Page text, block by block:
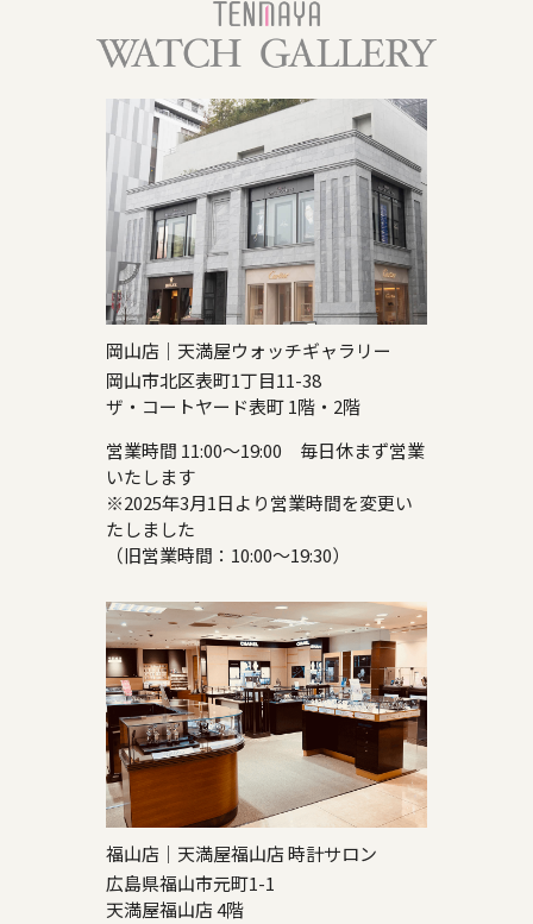
岡山店｜天満屋ウォッチギャラリー
岡山市北区表町1丁目11-38
ザ・コートヤード表町 1階・2階
営業時間 11:00～19:00 毎日休まず営業
いたします
※2025年3月1日より営業時間を変更い
たしました
（旧営業時間：10:00～19:30）
福山店｜天満屋福山店 時計サロン
広島県福山市元町1-1
天満屋福山店 4階